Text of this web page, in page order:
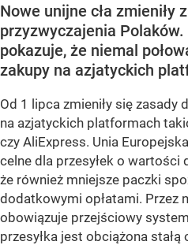
Nowe unijne cła zmieniły
przyzwyczajenia Polaków.
pokazuje, że niemal
zakupy na azjatyckich
Od 1 lipca zmieniły się zasady
na azjatyckich platformach
czy AliExpress. Unia
celne dla przesyłek o wartości
że również mniejsze paczki
dodatkowymi opłatami. Przez
obowiązuje przejściowy
przesyłka jest obciążona